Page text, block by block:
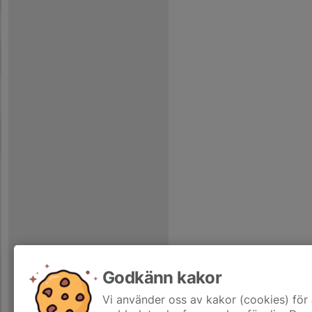
Godkänn kakor
Vi använder oss av kakor (cookies)